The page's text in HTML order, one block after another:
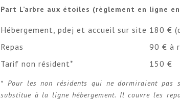
Part L’arbre aux étoiles (règlement en ligne
Hébergement, pdej et accueil sur site 180 €
Repas
90 € à
Tarif non résident*
150 €
* Pour les non résidents qui ne dormiraient
substitue à la ligne hébergement. Il couvre les